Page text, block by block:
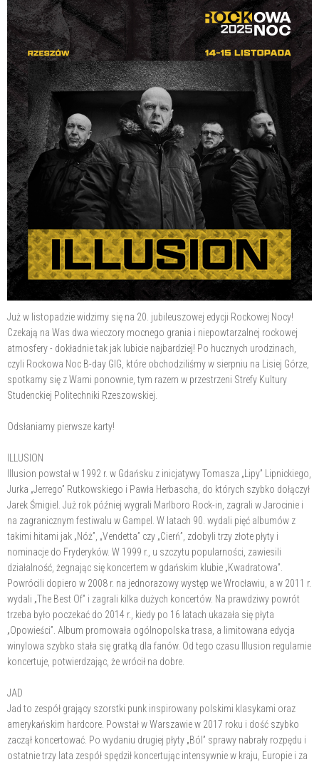
Już w listopadzie widzimy się na 20. jubileuszowej edycji Rockowej Nocy!
Czekają na Was dwa wieczory mocnego grania i niepowtarzalnej rockowej
atmosfery - dokładnie tak jak lubicie najbardziej! Po hucznych urodzinach,
czyli Rockowa Noc B-day GIG, które obchodziliśmy w sierpniu na Lisiej Górze,
spotkamy się z Wami ponownie, tym razem w przestrzeni Strefy Kultury
Studenckiej Politechniki Rzeszowskiej.
Odsłaniamy pierwsze karty!
ILLUSION
Illusion powstał w 1992 r. w Gdańsku z inicjatywy Tomasza „Lipy” Lipnickiego,
Jurka „Jerrego” Rutkowskiego i Pawła Herbascha, do których szybko dołączył
Jarek Śmigiel. Już rok później wygrali Marlboro Rock-in, zagrali w Jarocinie i
na zagranicznym festiwalu w Gampel. W latach 90. wydali pięć albumów z
takimi hitami jak „Nóż”, „Vendetta” czy „Cierń”, zdobyli trzy złote płyty i
nominacje do Fryderyków. W 1999 r., u szczytu popularności, zawiesili
działalność, żegnając się koncertem w gdańskim klubie „Kwadratowa”.
Powrócili dopiero w 2008 r. na jednorazowy występ we Wrocławiu, a w 2011 r.
wydali „The Best Of” i zagrali kilka dużych koncertów. Na prawdziwy powrót
trzeba było poczekać do 2014 r., kiedy po 16 latach ukazała się płyta
„Opowieści”. Album promowała ogólnopolska trasa, a limitowana edycja
winylowa szybko stała się gratką dla fanów. Od tego czasu Illusion regularnie
koncertuje, potwierdzając, że wrócił na dobre.
JAD
Jad to zespół grający szorstki punk inspirowany polskimi klasykami oraz
amerykańskim hardcore. Powstał w Warszawie w 2017 roku i dość szybko
zaczął koncertować. Po wydaniu drugiej płyty „Ból” sprawy nabrały rozpędu i
ostatnie trzy lata zespół spędził koncertując intensywnie w kraju, Europie i za